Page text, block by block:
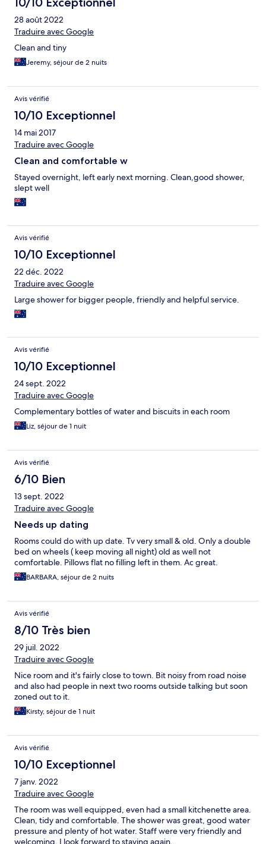
28 août 2022
Traduire avec Google
Clean and tiny
Jeremy, séjour de 2 nuits
Avis vérifié
10/10 Exceptionnel
14 mai 2017
Traduire avec Google
Clean and comfortable w
Stayed overnight, left early next morning. Clean,good shower,
slept well
Avis vérifié
10/10 Exceptionnel
22 déc. 2022
Traduire avec Google
Large shower for bigger people, friendly and helpful service.
Avis vérifié
10/10 Exceptionnel
24 sept. 2022
Traduire avec Google
Complementary bottles of water and biscuits in each room
Liz, séjour de 1 nuit
Avis vérifié
6/10 Bien
13 sept. 2022
Traduire avec Google
Needs up dating
Rooms could do with up date. Tv very small & old. Only a double
bed on wheels ( keep moving all night) old as well not
comfortable. Pillows flat no filling left in them. Ac great.
BARBARA, séjour de 2 nuits
Avis vérifié
8/10 Très bien
29 juil. 2022
Traduire avec Google
Nice room and it's fairly close to town. Bit noisy from road noise
and also had people in next two rooms outside talking but soon
zoned out to it.
Kirsty, séjour de 1 nuit
Avis vérifié
10/10 Exceptionnel
7 janv. 2022
Traduire avec Google
The room was well equipped, even had a small kitchenette area.
Clean, tidy and comfortable. The shower was great, good water
pressure and plenty of hot water. Staff were very friendly and
welcoming. I look forward to staying again.